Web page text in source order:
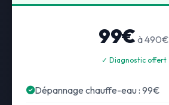
99€ à 490€
✓ Diagnostic offert
Dépannage chauffe-eau : 99€